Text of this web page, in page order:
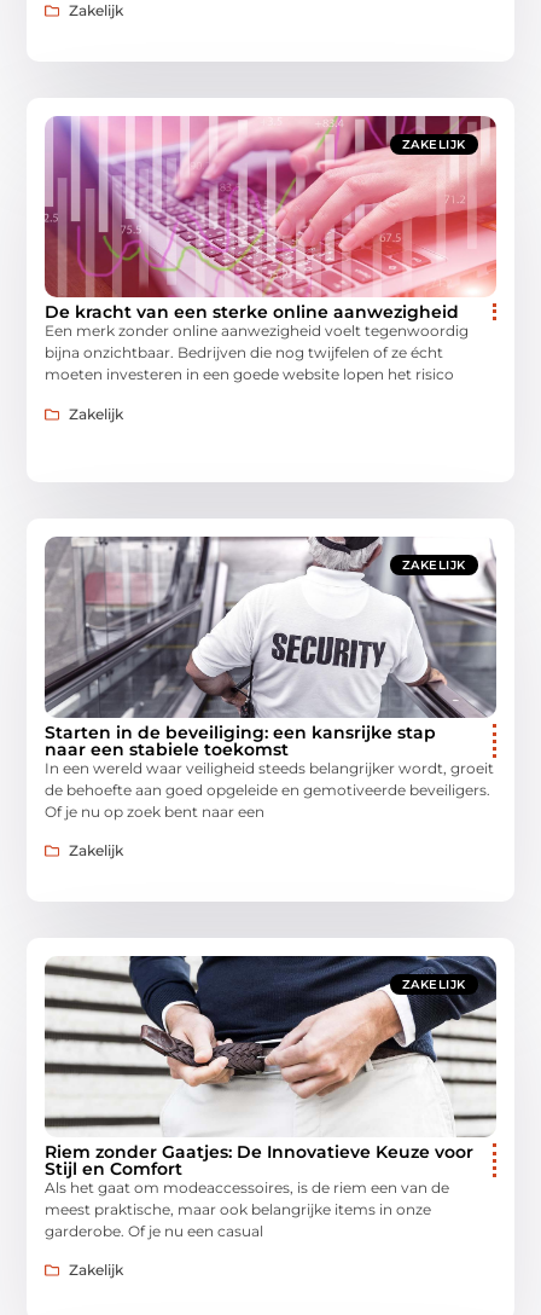
Zakelijk
ZAKELIJK
De kracht van een sterke online aanwezigheid
Een merk zonder online aanwezigheid voelt tegenwoordig
bijna onzichtbaar. Bedrijven die nog twijfelen of ze écht
moeten investeren in een goede website lopen het risico
Zakelijk
ZAKELIJK
Starten in de beveiliging: een kansrijke stap
naar een stabiele toekomst
In een wereld waar veiligheid steeds belangrijker wordt, groeit
de behoefte aan goed opgeleide en gemotiveerde beveiligers.
Of je nu op zoek bent naar een
Zakelijk
ZAKELIJK
Riem zonder Gaatjes: De Innovatieve Keuze voor
Stijl en Comfort
Als het gaat om modeaccessoires, is de riem een van de
meest praktische, maar ook belangrijke items in onze
garderobe. Of je nu een casual
Zakelijk